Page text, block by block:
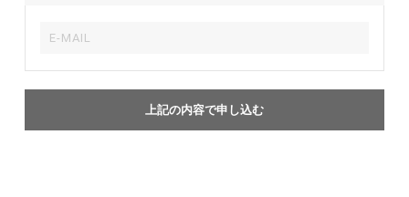
上記の内容で申し込む